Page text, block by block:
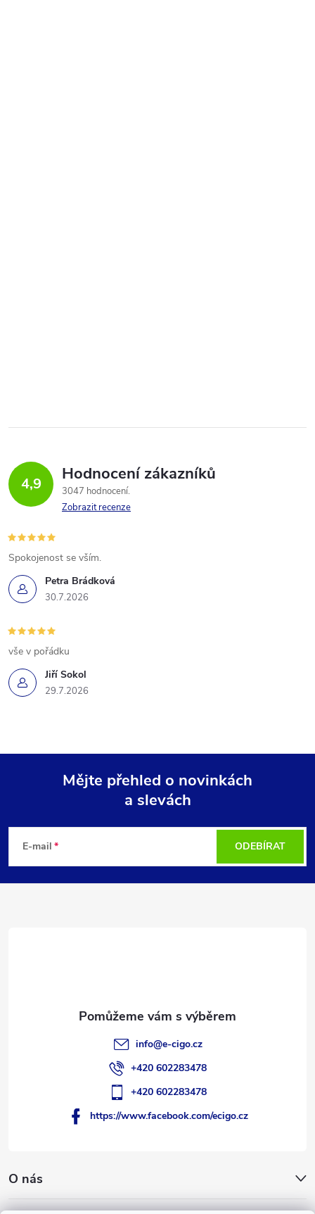
4,9 Hodnocení zákazníků
3047 hodnocení
Zobrazit recenze
Petra Brádková
30.7.2026
Spokojenost se vším.
Jiří Sokol
29.7.2026
vše v pořádku
p
Mějte přehled o novinkách
a slevách
E-mail ODEBÍRAT
O nás
info@e-cigo.cz
+420 602283478
+420 602283478
https://www.facebook.com/ecigo.cz